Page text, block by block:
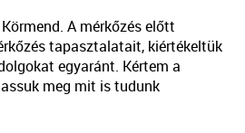
A mérkőzés előtt
tapasztalatait, kiértékeltük
egyaránt. Kértem a
meg mit is tudunk